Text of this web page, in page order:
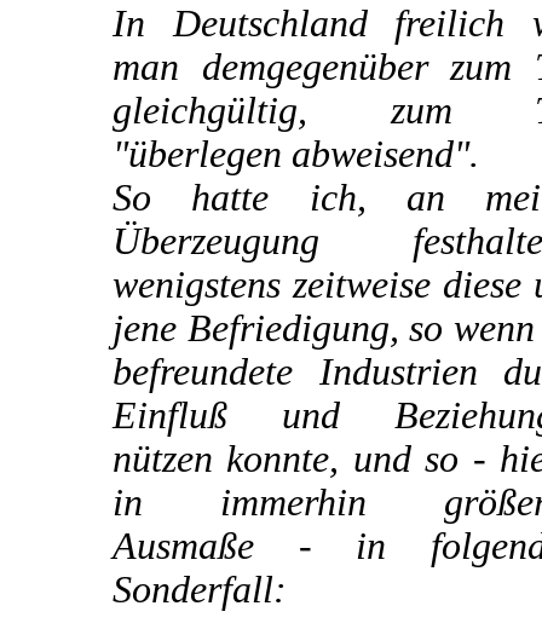
In Deutschland freilich
man demgegenüber zum
gleichgültig, zum
"überlegen abweisend".
So hatte ich, an
Überzeugung
wenigstens zeitweise diese
jene Befriedigung, so
befreundete Industrien
Einfluß und
nützen konnte, und so -
in immerhin
Ausmaße - in
Sonderfall: